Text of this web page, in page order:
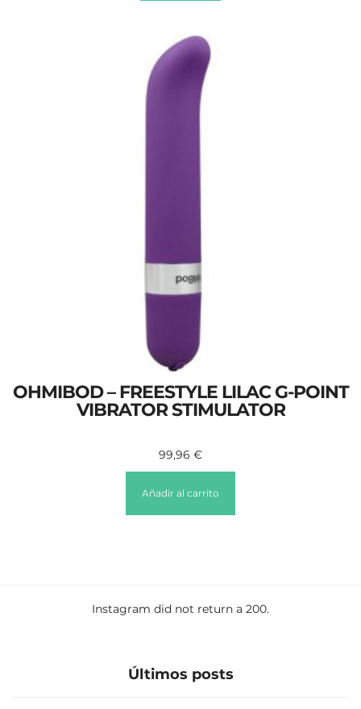
OHMIBOD – FREESTYLE LILAC G-POINT
VIBRATOR STIMULATOR
99,96 €
Añadir al carrito
Instagram did not return a 200.
Últimos posts